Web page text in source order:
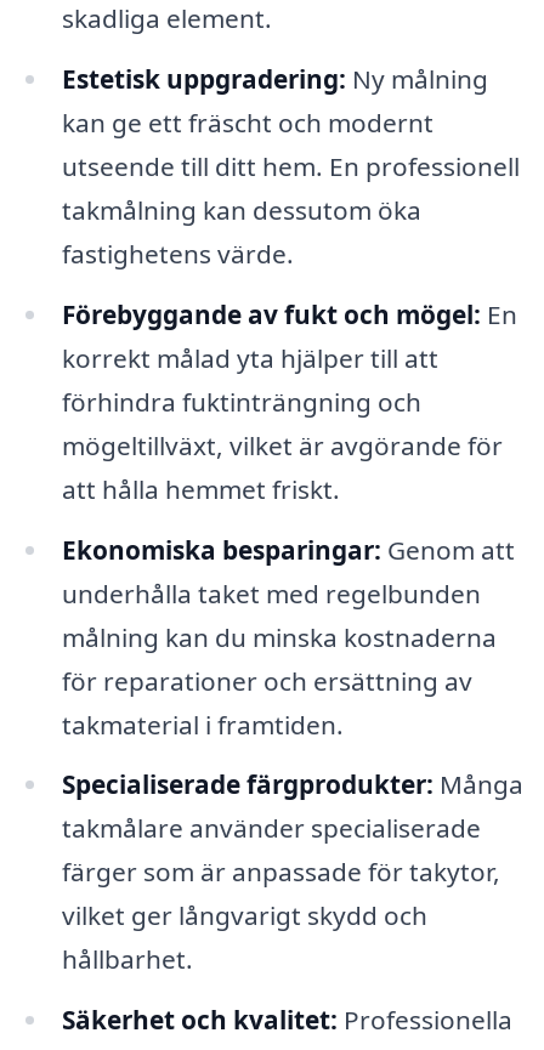
skadliga element.
Estetisk uppgradering: Ny målning
kan ge ett fräscht och modernt
utseende till ditt hem. En professionell
takmålning kan dessutom öka
fastighetens värde.
Förebyggande av fukt och mögel: En
korrekt målad yta hjälper till att
förhindra fuktinträngning och
mögeltillväxt, vilket är avgörande för
att hålla hemmet friskt.
Ekonomiska besparingar: Genom att
underhålla taket med regelbunden
målning kan du minska kostnaderna
för reparationer och ersättning av
takmaterial i framtiden.
Specialiserade färgprodukter: Många
takmålare använder specialiserade
färger som är anpassade för takytor,
vilket ger långvarigt skydd och
hållbarhet.
Säkerhet och kvalitet: Professionella